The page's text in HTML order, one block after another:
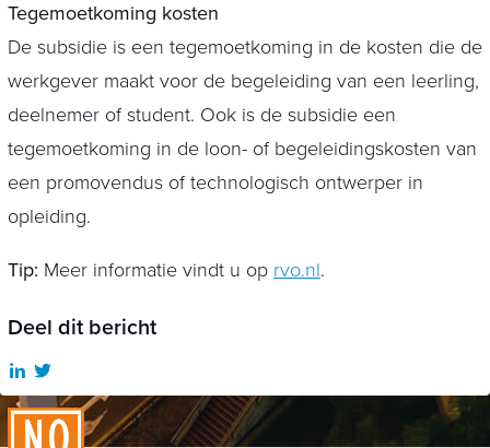
Tegemoetkoming kosten
De subsidie is een tegemoetkoming in de kosten die de
werkgever maakt voor de begeleiding van een leerling,
deelnemer of student. Ook is de subsidie een
tegemoetkoming in de loon- of begeleidingskosten van
een promovendus of technologisch ontwerper in
opleiding.
Tip: Meer informatie vindt u op rvo.nl.
Deel dit bericht